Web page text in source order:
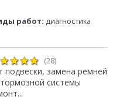
работ: диагностика
(28)
подвески, замена ремней
системы